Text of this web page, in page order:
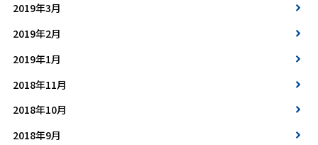
2019年3月
2019年2月
2019年1月
2018年11月
2018年10月
2018年9月